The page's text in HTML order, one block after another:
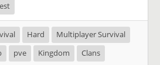
Hard
Multiplayer Survival
pve Kingdom Clans